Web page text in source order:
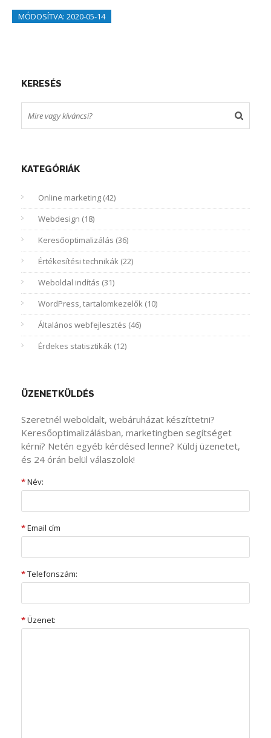
MÓDOSÍTVA: 2020-05-14
KERESÉS
KATEGÓRIÁK
Online marketing (42)
Webdesign (18)
Keresőoptimalizálás (36)
Értékesítési technikák (22)
Weboldal indítás (31)
WordPress, tartalomkezelők (10)
Általános webfejlesztés (46)
Érdekes statisztikák (12)
ÜZENETKÜLDÉS
Szeretnél weboldalt, webáruházat készíttetni?
Keresőoptimalizálásban, marketingben segítséget
kérni? Netén egyéb kérdésed lenne? Küldj üzenetet,
és 24 órán belül válaszolok!
*Név:
*Email cím
*Telefonszám:
*Üzenet: